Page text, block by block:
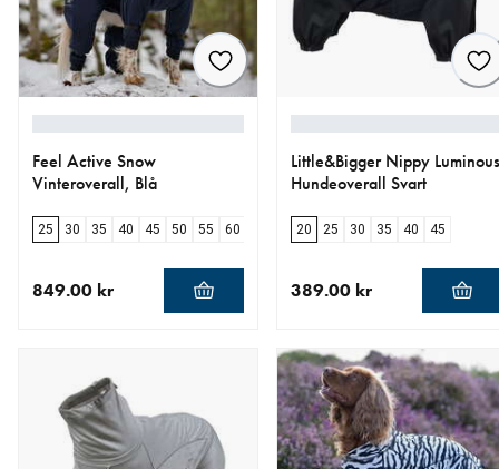
Feel Active Snow
Vinteroverall, Blå
25 30 35 40 45 50 55 60
849.00 kr
Little&Bigger Nippy Luminous
Hundeoverall Svart
20 25 30 35 40 45
389.00 kr